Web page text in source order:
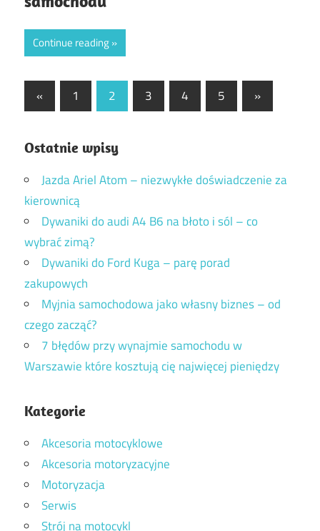
Continue reading
Stronicowanie
wpisów
« Previous
Posts
1 2 3 4 5
Next
Posts
»
Ostatnie wpisy
Jazda Ariel Atom – niezwykłe doświadczenie za
kierownicą
Dywaniki do audi A4 B6 na błoto i sól – co
wybrać zimą?
Dywaniki do Ford Kuga – parę porad
zakupowych
Myjnia samochodowa jako własny biznes – od
czego zacząć?
7 błędów przy wynajmie samochodu w
Warszawie które kosztują cię najwięcej pieniędzy
Kategorie
Akcesoria motocyklowe
Akcesoria motoryzacyjne
Motoryzacja
Serwis
Strój na motocykl